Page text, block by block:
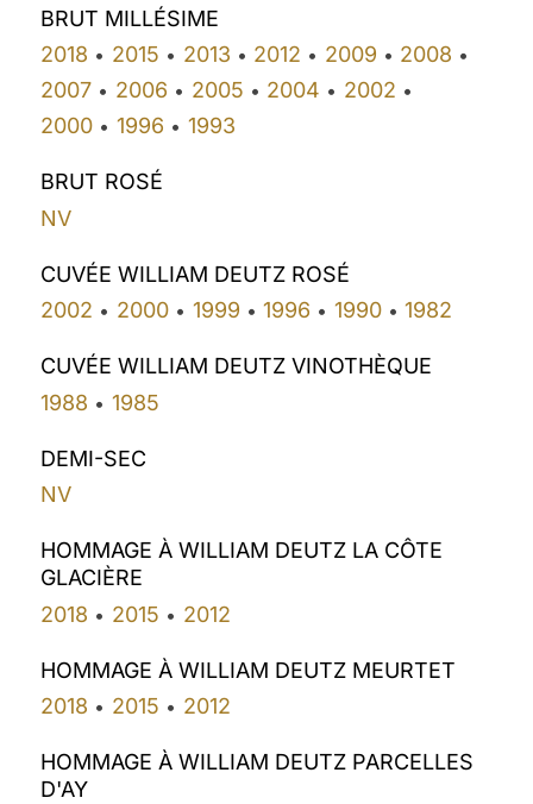
BRUT MILLÉSIME
2018 • 2015 • 2013 • 2012 • 2009 • 2008 •
2007 • 2006 • 2005 • 2004 • 2002 •
2000 • 1996 • 1993
BRUT ROSÉ
NV
CUVÉE WILLIAM DEUTZ ROSÉ
2002 • 2000• 1999 • 1996 • 1990• 1982
CUVÉE WILLIAM DEUTZ VINOTHÈQUE
1988 • 1985
DEMI-SEC
NV
HOMMAGE À WILLIAM DEUTZ LA CÔTE
GLACIÈRE
2018 • 2015 • 2012
HOMMAGE À WILLIAM DEUTZ MEURTET
2018 • 2015 • 2012
HOMMAGE À WILLIAM DEUTZ PARCELLES
D'AY